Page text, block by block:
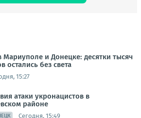
Мариуполе и Донецке: десятки тысяч
остались без света
15:27
атаки укронацистов в
районе
Сегодня, 15:49